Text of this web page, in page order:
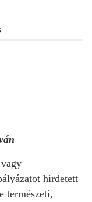
hirdetett
természeti,